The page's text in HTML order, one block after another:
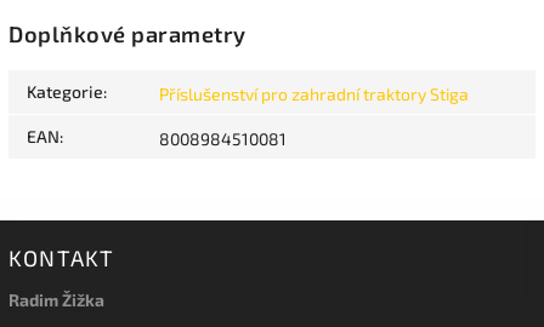
Doplňkové parametry
Kategorie: Příslušenství pro zahradní traktory Stiga
EAN: 8008984510081
KONTAKT
Radim Žižka